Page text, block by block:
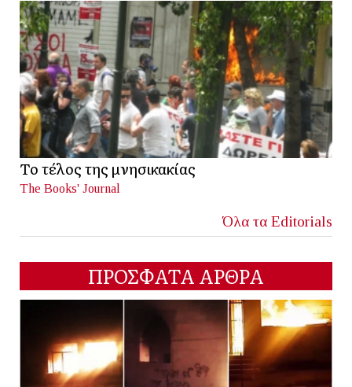
Το τέλος της μνησικακίας
The Books' Journal
Όλα τα Editorials
ΠΡΟΣΦΑΤΑ ΑΡΘΡΑ